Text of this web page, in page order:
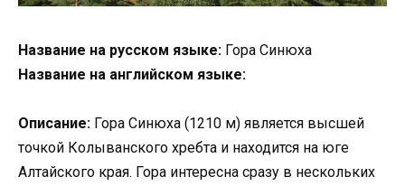
Название на русском языке: Гора Синюха
Название на английском языке:
Описание: Гора Синюха (1210 м) является высшей
точкой Колыванского хребта и находится на юге
Алтайского края. Гора интересна сразу в нескольких